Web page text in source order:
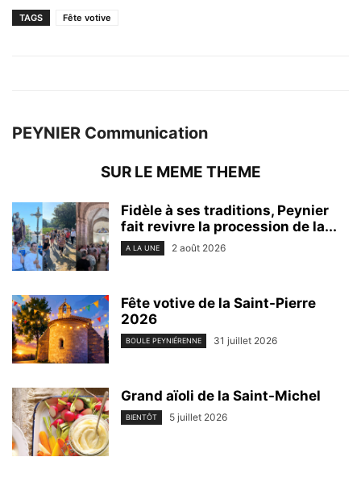
TAGS Fête votive
PEYNIER Communication
SUR LE MEME THEME
Fidèle à ses traditions, Peynier
fait revivre la procession de la...
A LA UNE 2 août 2026
Fête votive de la Saint-Pierre
2026
BOULE PEYNIÉRENNE 31 juillet 2026
Grand aïoli de la Saint-Michel
BIENTÔT 5 juillet 2026